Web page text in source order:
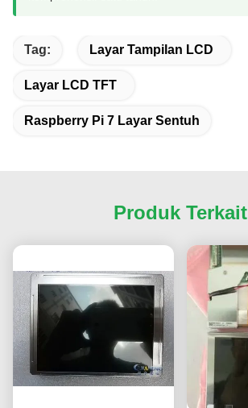
Tag: Layar Tampilan LCD
Layar LCD TFT
Raspberry Pi 7 Layar Sentuh
Produk Terkait